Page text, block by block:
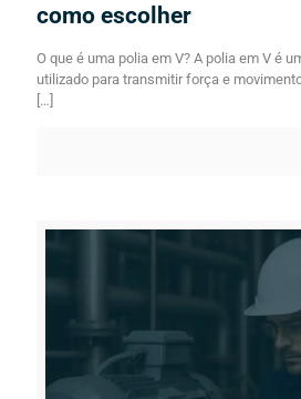
como escolher
O que é uma polia em V? A polia em V é
utilizado para transmitir força e
[…]